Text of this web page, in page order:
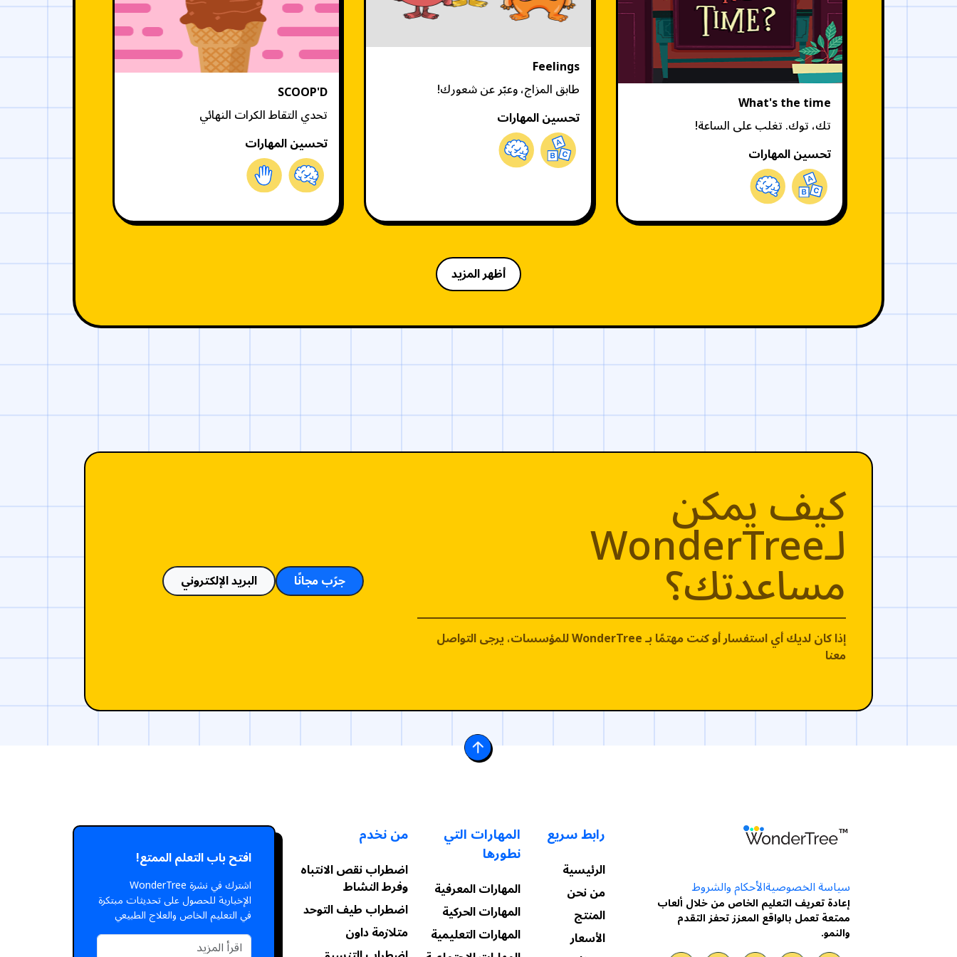
What's the time
تك، توك. تغلب على الساعة!
تحسين المهارات
Feelings
طابق المزاج، وعبّر عن شعورك!
تحسين المهارات
SCOOP'D
تحدي التقاط الكرات النهائي
تحسين المهارات
أظهر المزيد
كيف يمكن
لـWonderTree
مساعدتك؟
إذا كان لديك أي استفسار أو كنت مهتمًا بـ WonderTree للمؤسسات، يرجى التواصل
معنا
البريد الإلكتروني جرّب مجانًا
سياسة الخصوصيةالأحكام والشروط
إعادة تعريف التعليم الخاص من خلال ألعاب
ممتعة تعمل بالواقع المعزز تحفز التقدم
والنمو.
رابط سريع
الرئيسية
من نحن
المنتج
الأسعار
المهارات التي
نطورها
المهارات المعرفية
المهارات الحركية
المهارات التعليمية
من نخدم
اضطراب نقص الانتباه
وفرط النشاط
اضطراب طيف التوحد
متلازمة داون
افتح باب التعلم الممتع!
اشترك في نشرة WonderTree
الإخبارية للحصول على تحديثات مبتكرة
في التعليم الخاص والعلاج الطبيعي